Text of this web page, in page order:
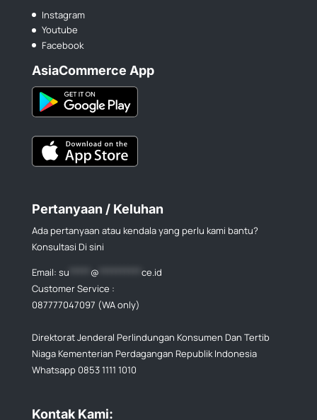
Instagram
Youtube
Facebook
AsiaCommerce App
Pertanyaan / Keluhan
Ada pertanyaan atau kendala yang perlu kami bantu?
Konsultasi Di sini
Email: su @
ce.id
Customer Service :
087777047097 (WA only)
Direktorat Jenderal Perlindungan Konsumen Dan Tertib
Niaga Kementerian Perdagangan Republik Indonesia
Whatsapp 0853 1111 1010
Kontak Kami: